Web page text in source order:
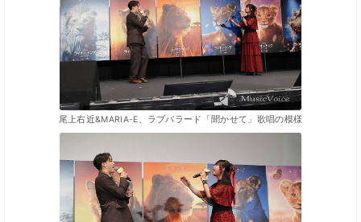
尾上右近&MARIA-E、ラブバラード「聞かせて」歌唱の模様